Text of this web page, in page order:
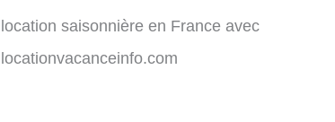
location saisonnière en France avec
locationvacanceinfo.com